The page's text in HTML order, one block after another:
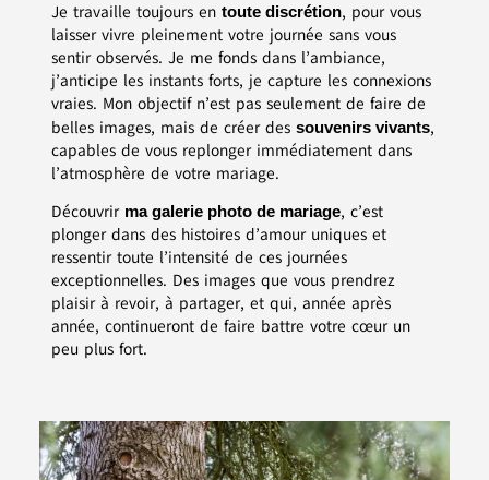
Je travaille toujours entoute discrétion, pour vous
laisser vivre pleinement votre journée sans vous
sentir observés. Je me fonds dans l’ambiance,
j’anticipe les instants forts, je capture les connexions
vraies. Mon objectif n’est pas seulement de faire de
belles images, mais de créer dessouvenirs vivants,
capables de vous replonger immédiatement dans
l’atmosphère de votre mariage.
Découvrir ma galerie photo de mariage, c’est
plonger dans des histoires d’amour uniques et
ressentir toute l’intensité de ces journées
exceptionnelles. Des images que vous prendrez
plaisir à revoir, à partager, et qui, année après
année, continueront de faire battre votre cœur un
peu plus fort.